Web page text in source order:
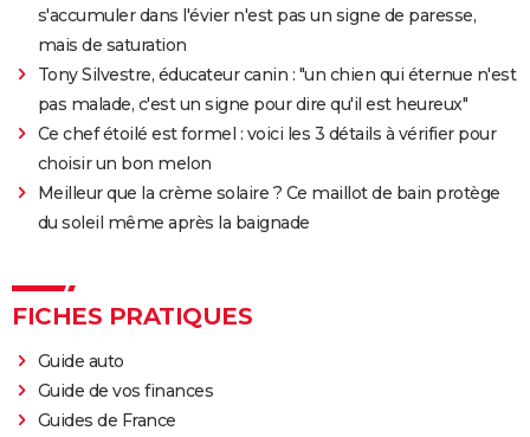
La Cité de la peur : Valérie Lemercier a fait une
bourde lors du tournage, l'avez-vous remarquée à
l'écran ?
Qu'est-ce qu'on a fait au Bon Dieu 3 : une suite est-
elle prévue ?
Fratè
Les Tuche 4 : la mort de Michel Blanc a été "terrible"
pour Jean-Paul Rouve
Les Aventures de Rabbi Jacob
OSS 117 3 : que disent les critiques sur le film ?
Monty Python, Sacré Graal
s'accumuler dans l'évier n'est pas un signe de paresse,
mais de saturation
Tony Silvestre, éducateur canin : "un chien qui éternue n'est
pas malade, c'est un signe pour dire qu'il est heureux"
Ce chef étoilé est formel : voici les 3 détails à vérifier pour
choisir un bon melon
Meilleur que la crème solaire ? Ce maillot de bain protège
du soleil même après la baignade
FICHES PRATIQUES
Guide auto
Guide de vos finances
Guides de France